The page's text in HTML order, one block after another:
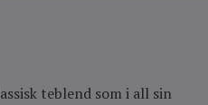
teblend som i all sin